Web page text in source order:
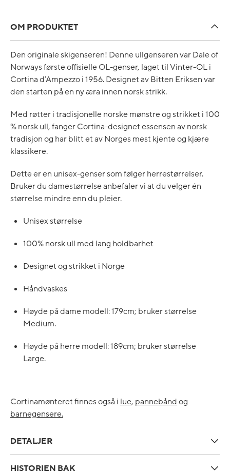
OM PRODUKTET
Den originale skigenseren! Denne ullgenseren var Dale of
Norways første offisielle OL-genser, laget til Vinter-OL i
Cortina d’Ampezzo i 1956. Designet av Bitten Eriksen var
den starten på en ny æra innen norsk strikk.
Med røtter i tradisjonelle norske mønstre og strikket i 100
% norsk ull, fanger Cortina-designet essensen av norsk
tradisjon og har blitt et av Norges mest kjente og kjære
klassikere.
Dette er en unisex-genser som følger herrestørrelser.
Bruker du damestørrelse anbefaler vi at du velger én
størrelse mindre enn du pleier.
Unisex størrelse
100% norsk ull med lang holdbarhet
Designet og strikket i Norge
Håndvaskes
Høyde på dame modell: 179cm; bruker størrelse
Medium.
Høyde på herre modell: 189cm; bruker størrelse
Large.
Cortinamønteret finnes også i lue, pannebåndog
barnegensere.
DETALJER
HISTORIEN BAK